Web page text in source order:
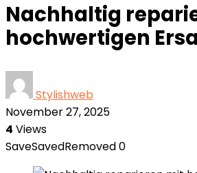
Nachhaltig
hochwertigen
Stylishweb
November 27, 2025
4 Views
SaveSavedRemoved0